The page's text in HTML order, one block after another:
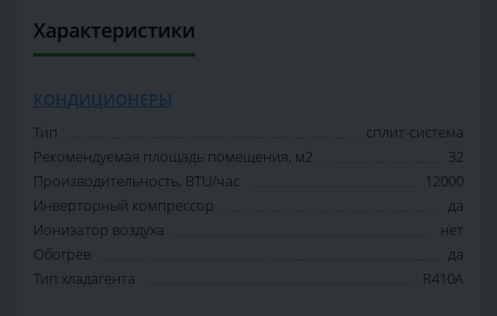
Характеристики
КОНДИЦИОНЕРЫ
Тип
сплит-система
Рекомендуемая площадь помещения, м2
32
Производительность, BTU/час
12000
Инверторный компрессор
да
Ионизатор воздуха
нет
Обогрев
да
Тип хладагента
R410A